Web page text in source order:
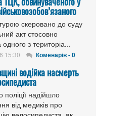
скеровано до суду
акт стосовно
одного з територіа...
15:30 Коменарів - 0
водійка насмерть
надійшло
від медиків про